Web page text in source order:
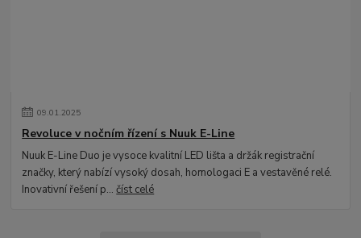
09.01.2025
Revoluce v nočním řízení s Nuuk E-Line
Nuuk E-Line Duo je vysoce kvalitní LED lišta a držák registrační
značky, který nabízí vysoký dosah, homologaci E a vestavěné relé.
Inovativní řešení p...číst celé